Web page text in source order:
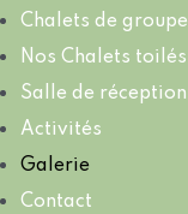
Chalets de groupe
Nos Chalets toilés
Salle de réception
Activités
Galerie
Contact